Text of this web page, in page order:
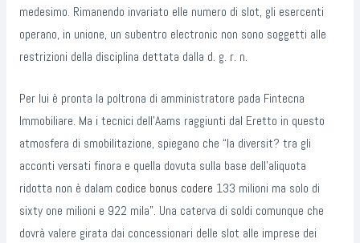
medesimo. Rimanendo invariato elle numero di slot, gli esercenti
operano, in unione, un subentro electronic non sono soggetti alle
restrizioni della disciplina dettata dalla d. g. r. n.
Per lui è pronta la poltrona di amministratore pada Fintecna
Immobiliare. Ma i tecnici dell’Aams raggiunti dal Eretto in questo
atmosfera di smobilitazione, spiegano che “la diversit? tra gli
acconti versati finora e quella dovuta sulla base dell’aliquota
ridotta non è dalam codice bonus codere 133 milioni ma solo di
sixty one milioni e 922 mila”. Una caterva di soldi comunque che
dovrà valere girata dai concessionari delle slot alle imprese dei